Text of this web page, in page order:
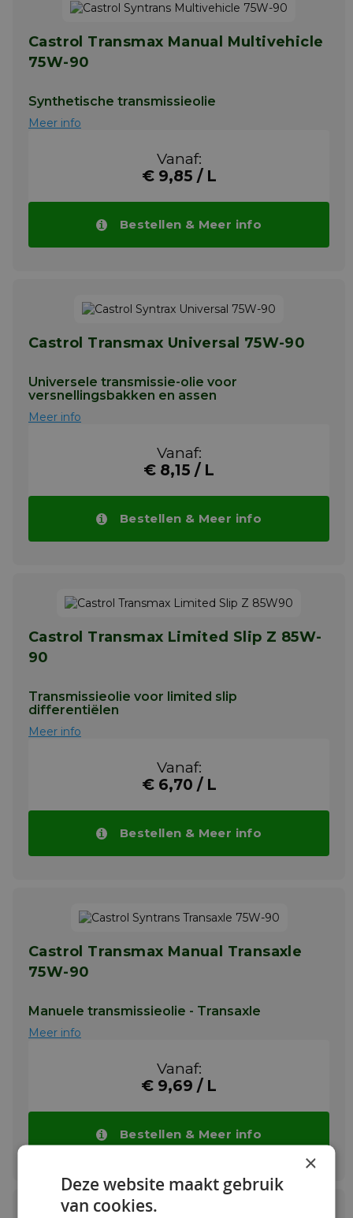
Castrol Transmax Manual Multivehicle
75W-90
Synthetische transmissieolie
Meer info
Vanaf:
€ 9,85 / L
Bestellen & Meer info
Castrol Transmax Universal 75W-90
Universele transmissie-olie voor
versnellingsbakken en assen
Meer info
Vanaf:
€ 8,15 / L
Bestellen & Meer info
Castrol Transmax Limited Slip Z 85W-
90
Transmissieolie voor limited slip
differentiëlen
Meer info
Vanaf:
€ 6,70 / L
Bestellen & Meer info
Castrol Transmax Manual Transaxle
75W-90
Manuele transmissieolie - Transaxle
Meer info
Vanaf:
€ 9,69 / L
Bestellen & Meer info
×
Deze website maakt gebruik
van cookies.